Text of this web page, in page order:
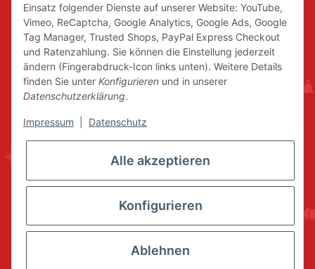
* Alle Preise inkl. gesetzlicher USt., zzgl.
Einsatz folgender Dienste auf unserer Website: YouTube,
Vimeo, ReCaptcha, Google Analytics, Google Ads, Google
Tag Manager, Trusted Shops, PayPal Express Checkout
und Ratenzahlung. Sie können die Einstellung jederzeit
ändern (Fingerabdruck-Icon links unten). Weitere Details
finden Sie unter Konfigurieren und in unserer
Datenschutzerklärung.
Impressum Datenschutz
Alle akzeptieren
Konfigurieren
Ablehnen